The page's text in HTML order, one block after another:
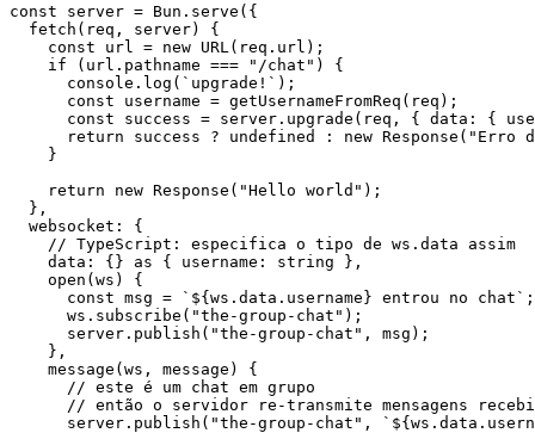
const server = Bun. serve ({
  fetch
( req , server) {
    const
url = new URL (req.url);
    if
(url.pathname === "/chat" ) {
      console.
log ( `upgrade!` );
      const
username = getUsernameFromReq (req);
      const
success = server. upgrade (req, { data: {
      return
success ? undefined : new Response ( "Erro
    }
    return
new Response ( "Hello world" );
  },
  websocket: {
    // TypeScript: especifica o tipo de ws.data assim
    data: {}
as { username : string },
    open
( ws ) {
      const
msg = `${ ws . data . username } entrou no chat` ;
      ws.
subscribe ( "the-group-chat" );
      server.
publish ( "the-group-chat" , msg);
    },
    message
( ws , message ) {
      // este é um chat em grupo
// então o servidor re-transmite mensagens
      server.
publish ( "the-group-chat" , `${ ws . data .